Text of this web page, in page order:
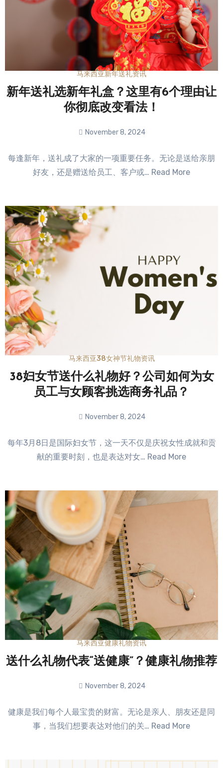
马来西亚新年送礼资讯
新年送礼选新年礼盒？这里有6个理由让
你彻底改变看法！
November 8, 2024
Comments
每逢新年，送礼成了大家的一项重要任务。无论是送给亲朋
好友，还是赠送给员工、客户或… Read More
马来西亚38女神节礼物资讯
38妇女节送什么礼物好？公司如何为女
员工与女顾客挑选商务礼品？
November 8, 2024
Comments
每年3月8日是国际妇女节，这一天不仅是庆祝女性成就和贡
献的重要时刻，也是表达对女… Read More
马来西亚健康礼物资讯
送什么礼物代表“送健康”？健康礼物推荐
November 8, 2024
Comments
健康是我们每个人最宝贵的财富。无论是亲人、朋友还是同
事，当我们想要表达对他们的关… Read More